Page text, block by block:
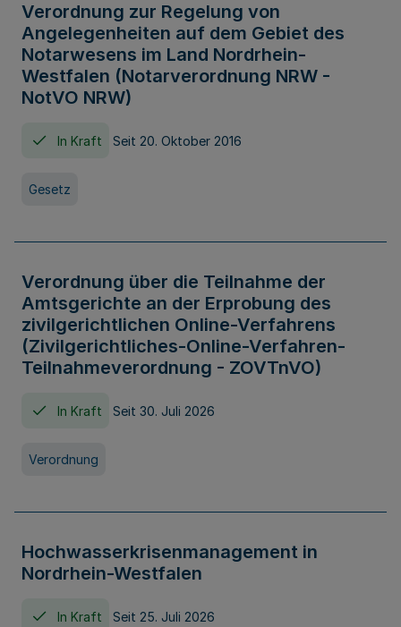
Verordnung zur Regelung von
Angelegenheiten auf dem Gebiet des
Notarwesens im Land Nordrhein-
Westfalen (Notarverordnung NRW -
NotVO NRW)
In Kraft Seit 20. Oktober 2016
Gesetz
Verordnung über die Teilnahme der
Amtsgerichte an der Erprobung des
zivilgerichtlichen Online-Verfahrens
(Zivilgerichtliches-Online-Verfahren-
Teilnahmeverordnung - ZOVTnVO)
In Kraft Seit 30. Juli 2026
Verordnung
Hochwasserkrisenmanagement in
Nordrhein-Westfalen
In Kraft Seit 25. Juli 2026